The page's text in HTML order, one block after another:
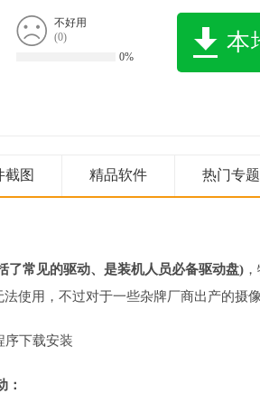
不好用
(0)
0%
本
截图 精品软件 热门专题
了常见的驱动、是装机人员必备驱动盘)
使用，不过对于一些杂牌厂商出产的摄
：